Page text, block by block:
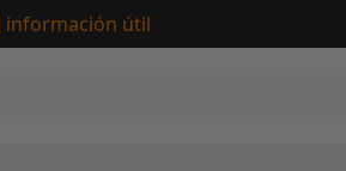
información útil